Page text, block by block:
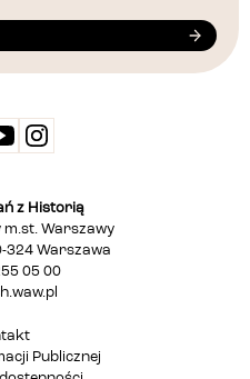
z Historią
Warszawy
324 Warszawa
05 00
Publicznej